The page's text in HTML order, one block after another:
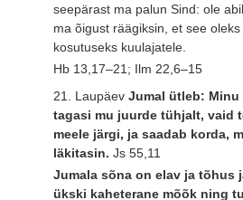
seepärast ma palun Sind: ole
ma õigust räägiksin, et see
kosutuseks kuulajatele.
Hb 13,17–21; Ilm 22,6–15
21. LaupäevJumal ütleb:
tagasi mu juurde tühjalt, vaid
meele järgi, ja saadab korda,
läkitasin.Js 55,11
Jumala sõna on elav ja tõhus
ükski kaheterane mõõk ning